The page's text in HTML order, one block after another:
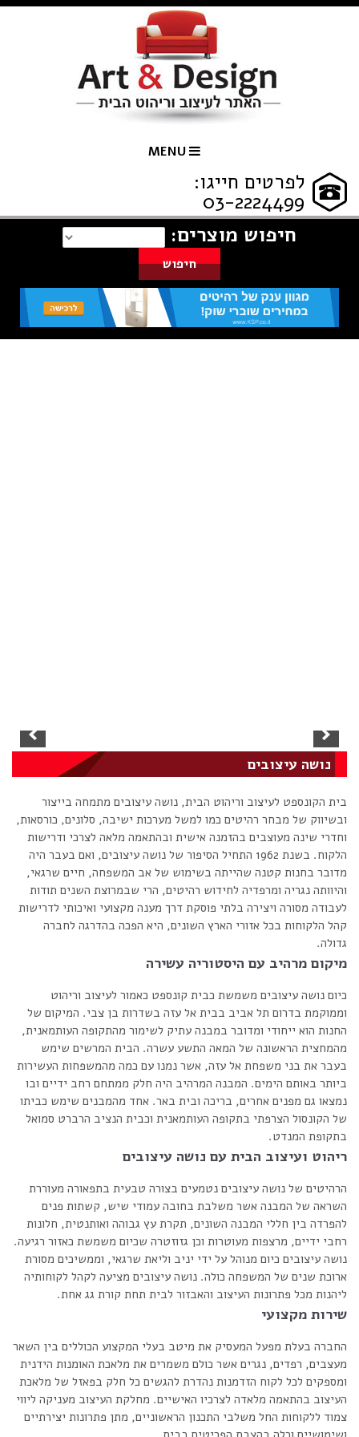
MENU
לפרטים חייגו:
03-2224499
חיפוש מוצרים:
נושה עיצובים
בית הקונספט לעיצוב וריהוט הבית, נושה עיצובים מתמחה בייצור
ובשיווק של מבחר רהיטים כמו למשל מערכות ישיבה, סלונים, כורסאות,
וחדרי שינה מעוצבים בהזמנה אישית ובהתאמה מלאה לצרכי ודרישות
הלקוח. בשנת 1962 התחיל הסיפור של נושה עיצובים, ואם בעבר היה
מדובר בחנות קטנה שהייתה בשימוש של אב המשפחה, חיים שרגאי,
והיוותה נגריה ומרפדיה לחידוש רהיטים, הרי שבמרוצת השנים תודות
לעבודה מסורה ויצירה בלתי פוסקת דרך מענה מקצועי ואיכותי לדרישות
קהל הלקוחות בכל אזורי הארץ השונים, היא הפכה בהדרגה לחברה
גדולה.
מיקום מרהיב עם היסטוריה עשירה
כיום נושה עיצובים משמשת כבית קונספט כאמור לעיצוב וריהוט
וממוקמת בדרום תל אביב בבית אל עזה בשדרות בן צבי. המיקום של
החנות הוא ייחודי ומדובר במבנה עתיק לשימור מהתקופה העותמאנית,
מהמחצית הראשונה של המאה התשע עשרה. הבית המרשים שימש
בעבר את בני משפחת אל עזה, אשר נמנו עם כמה מהמשפחות העשירות
ביותר באותם הימים. המבנה המרהיב היה חלק ממתחם רחב ידיים ובו
נמצאו גם מפנים אחרים, בריכה ובית באר. אחד מהמבנים שימש כביתו
של הקונסול הצרפתי בתקופה העותמאנית וכבית הנציב הרברט סמואל
בתקופת המנדט.
ריהוט ועיצוב הבית עם נושה עיצובים
הרהיטים של נושה עיצובים נטמעים בצורה טבעית בתפאורה מעוררת
השראה של המבנה אשר משלבת בחובה עמודי שיש, קשתות פנים
להפרדה בין חללי המבנה השונים, תקרת עץ גבוהה ואותנטית, חלונות
רחבי ידיים, מרצפות מעוטרות וכן גזוזטרה שכיום משמשת כאזור רגיעה.
נושה עיצובים כיום מנוהל על ידי יניב וליאת שרגאי, וממשיכים מסורת
ארוכת שנים של המשפחה כולה. נושה עיצובים מציעה לקהל לקוחותיה
ליהנות מכל פתרונות העיצוב והאבזור לבית תחת קורת גג אחת.
שירות מקצועי
החברה בעלת מפעל המעסיק את מיטב בעלי המקצוע הכוללים בין השאר
מעצבים, רפדים, נגרים אשר כולם משמרים את מלאכת האומנות הידנית
ומספקים לכל לקוח הזדמנות נהדרת להגשים כל חלק בפאזל של מלאכת
העיצוב בהתאמה מלאדה לצרכיו האישיים. מחלקת העיצוב מעניקה ליווי
צמוד ללקוחות החל משלבי התכנון הראשוניים, מתן פתרונות יצירתיים